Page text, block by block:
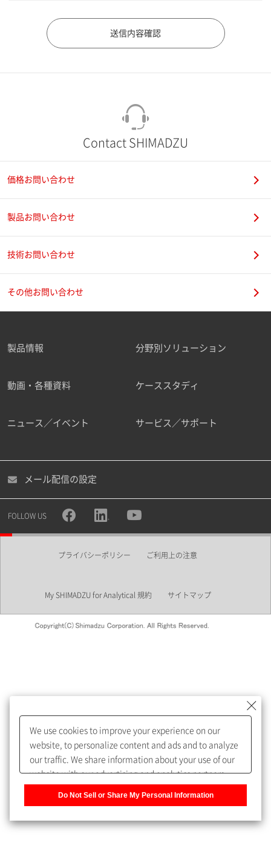
ご勤務先
職種
めします。
My SHIMADZU for Analyticalへ登録いただくと、技術情報や
取扱説明書・Webinarなどの閲覧ができます。
うになります。
Contact SHIMADZU
価格お問い合わせ
製品お問い合わせ
技術お問い合わせ
その他お問い合わせ
製品情報 分野別ソリューション
動画・各種資料 ケーススタディ
ニュース／イベント サービス／サポート
メール配信の設定
FOLLOW US
プライバシーポリシー ご利用上の注意
My SHIMADZU for Analytical 規約 サイトマップ
We use cookies to improve your experience on our
website, to personalize content and ads and to analyze
our traffic. We share information about your use of our
website with our advertising and analytics partners,
Do Not Sell or Share My Personal Information